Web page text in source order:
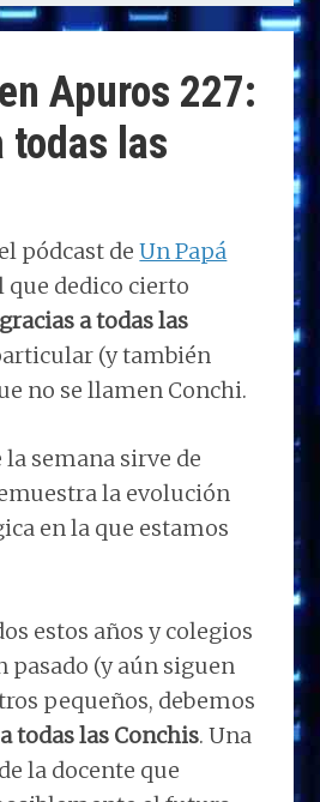
Apuros 227:
todas las
pódcast deUn Papá
que dedico cierto
gracias a todas las
(y también
no se llamen Conchi.
la semana sirve de
la evolución
en la que estamos
estos años y colegios
pasado (y aún siguen
pequeños, debemos
todas las Conchis. Una
la docente que